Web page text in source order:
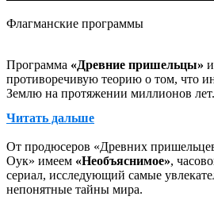
Флагманские программы
Программа «Древние пришельцы»
противоречивую теорию о том, что
Землю на протяжении миллионов лет.
От эпохи динозавров до Древнего
пещерных рисунков до постоянных
США, каждая серия этого хитового
придает историческую глубину
Читать дальше
От продюсеров «Древних
Оук» имеем «Необъяснимое»,
сериал, исследующий самые
непонятные тайны мира.